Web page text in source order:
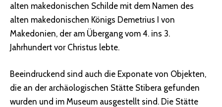
alten makedonischen Schilde mit dem Namen des
alten makedonischen Königs Demetrius I von
Makedonien, der am Übergang vom 4. ins 3.
Jahrhundert vor Christus lebte.
Beeindruckend sind auch die Exponate von Objekten,
die an der archäologischen Stätte Stibera gefunden
wurden und im Museum ausgestellt sind. Die Stätte